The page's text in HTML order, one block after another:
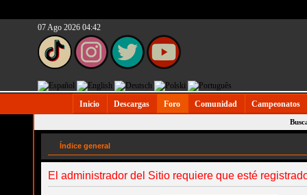
07 Ago 2026 04:42
Inicio Descargas Foro Comunidad Campeonatos
Índice general
El administrador del Sitio requiere que esté